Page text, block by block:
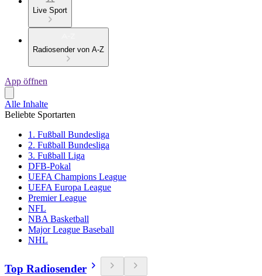
Live Sport
Radiosender von A-Z
App öffnen
Alle Inhalte
Beliebte Sportarten
1. Fußball Bundesliga
2. Fußball Bundesliga
3. Fußball Liga
DFB-Pokal
UEFA Champions League
UEFA Europa League
Premier League
NFL
NBA Basketball
Major League Baseball
NHL
Top Radiosender